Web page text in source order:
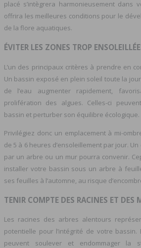
placé s’intègrera harmonieusement dans
offrira les meilleures conditions pour le
de la flore aquatiques.
ÉVITER LES ZONES TROP
L’un des principaux critères à prendre en
Un bassin exposé en plein soleil toute la
de l’eau augmenter rapidement,
prolifération des algues. Celles-ci
bassin et perturber son équilibre écologique.
Privilégiez donc un emplacement à mi-
de 5 à 6 heures d’ensoleillement par jour.
par un arbre ou un mur pourra convenir.
installer votre bassin sous un arbre à
ses feuilles à l’automne, au risque
TENIR COMPTE DES RACINES ET DES
Les racines des arbres alentours
potentielle pour l’intégrité de votre
peuvent soulever et endommager la